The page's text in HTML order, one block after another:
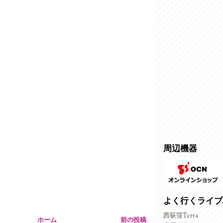
前の投稿
ホーム
周辺機器
よく行くライ
西荻窪Terra